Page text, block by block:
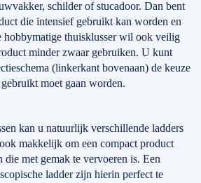
schilder of stucadoor. Dan bent
die intensief gebruikt kan worden en
hobbymatige thuisklusser wil ook veilig
minder zwaar gebruiken. U kunt
(linkerkant bovenaan) de keuze
moet gaan worden.
kan u natuurlijk verschillende ladders
makkelijk om een compact product
met gemak te vervoeren is. Een
ladder zijn hierin perfect te